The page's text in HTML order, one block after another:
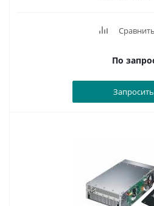
Сравнить
По
Запросить